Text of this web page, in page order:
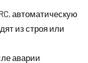
автоматическую
из строя или
аварии